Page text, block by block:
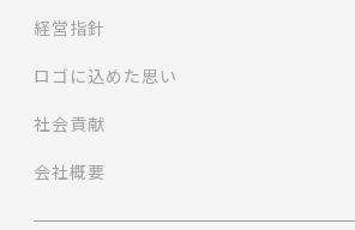
経営指針
ロゴに込めた思い
社会貢献
会社概要